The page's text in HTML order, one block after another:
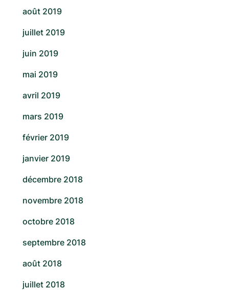
août 2019
juillet 2019
juin 2019
mai 2019
avril 2019
mars 2019
février 2019
janvier 2019
décembre 2018
novembre 2018
octobre 2018
septembre 2018
août 2018
juillet 2018